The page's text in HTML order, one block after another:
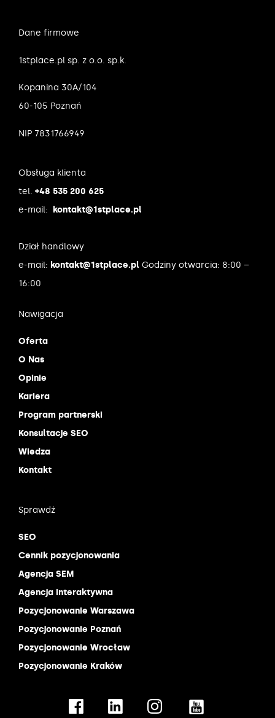
Dane firmowe
1stplace.pl sp. z o.o. sp.k.
Kopanina 30A/104
60-105 Poznań
NIP 7831766949
Obsługa klienta
tel. +48 535 200 625
e-mail:
kontakt@1stplace.pl
Dział handlowy
e-mail: kontakt@1stplace.pl Godziny otwarcia: 8:00 –
16:00
Nawigacja
Oferta
O Nas
Opinie
Kariera
Program partnerski
Konsultacje SEO
Wiedza
Kontakt
Sprawdź
SEO
Cennik pozycjonowania
Agencja SEM
Agencja interaktywna
Pozycjonowanie Warszawa
Pozycjonowanie Poznań
Pozycjonowanie Wrocław
Pozycjonowanie Kraków